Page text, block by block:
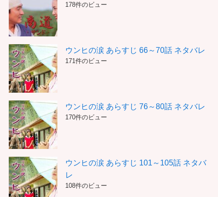
178件のビュー
ウンヒの涙 あらすじ 66～70話 ネタバレ
171件のビュー
ウンヒの涙 あらすじ 76～80話 ネタバレ
170件のビュー
ウンヒの涙 あらすじ 101～105話 ネタバ
レ
108件のビュー